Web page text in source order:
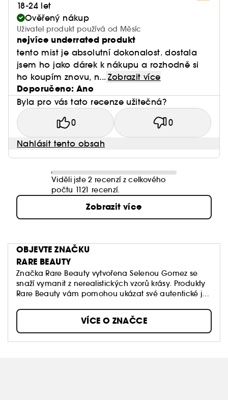
18-24 let
Ověřený nákup
Uživatel produkt používá od Měsíc
nejvíce underrated produkt
tento mist je absolutní dokonalost. dostala
jsem ho jako dárek k nákupu a rozhodně si
ho koupím znovu, n... Zobrazit více
Doporučeno: Ano
Byla pro vás tato recenze užitečná?
0 0
Nahlásit tento obsah
Viděli jste 2 recenzí z celkového
počtu 1121 recenzí.
Zobrazit více
OBJEVTE ZNAČKU
RARE BEAUTY
Značka Rare Beauty vytvořena Selenou Gomez se
snaží vymanit z nerealistických vzorů krásy. Produkty
Rare Beauty vám pomohou ukázat své autentické já
nanáší, poskytuje nastavitelné krytí a dodává obličeji
svěží vzhled, který podtrhne vaši skutečnou krásu.
VÍCE O ZNAČCE